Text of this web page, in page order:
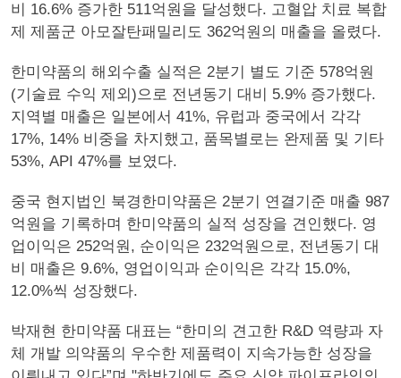
비 16.6% 증가한 511억원을 달성했다. 고혈압 치료 복합
제 제품군 아모잘탄패밀리도 362억원의 매출을 올렸다.
한미약품의 해외수출 실적은 2분기 별도 기준 578억원
(기술료 수익 제외)으로 전년동기 대비 5.9% 증가했다.
지역별 매출은 일본에서 41%, 유럽과 중국에서 각각
17%, 14% 비중을 차지했고, 품목별로는 완제품 및 기타
53%, API 47%를 보였다.
중국 현지법인 북경한미약품은 2분기 연결기준 매출 987
억원을 기록하며 한미약품의 실적 성장을 견인했다. 영
업이익은 252억원, 순이익은 232억원으로, 전년동기 대
비 매출은 9.6%, 영업이익과 순이익은 각각 15.0%,
12.0%씩 성장했다.
박재현 한미약품 대표는 “한미의 견고한 R&D 역량과 자
체 개발 의약품의 우수한 제품력이 지속가능한 성장을